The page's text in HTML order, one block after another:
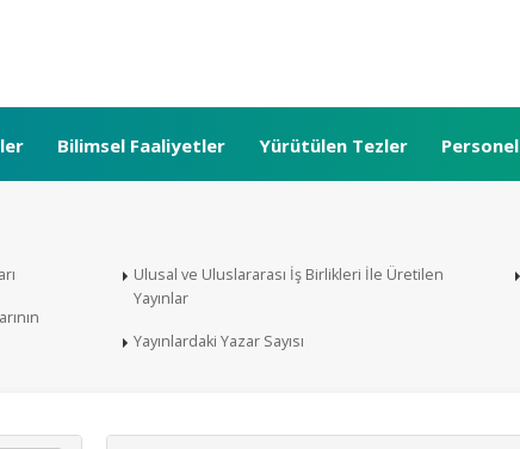
Bilimsel Faaliyetler Yürütülen Tezler Personel
Ulusal ve Uluslararası İş Birlikleri İle Üretilen
Yayınlar
Yayınlardaki Yazar Sayısı